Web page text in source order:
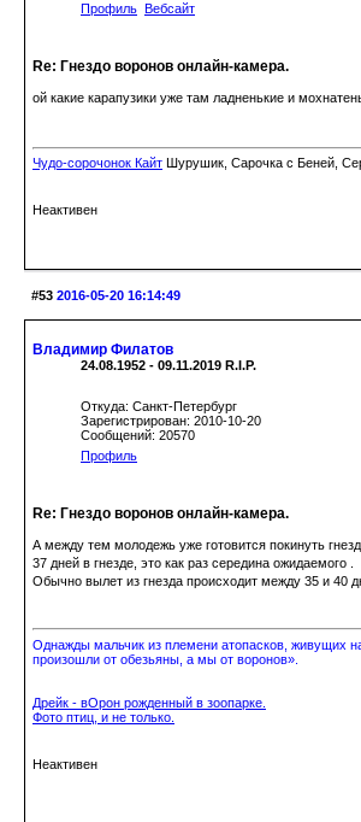
Профиль Вебсайт
Re: Гнездо воронов онлайн-камера.
ой какие карапузики уже там ладненькие и
Чудо-сорочонок Кайт Шурушик, Сарочка с Беней,
Неактивен
#53 2016-05-20 16:14:49
Владимир Филатов
24.08.1952 - 09.11.2019 R.I.P.
Откуда: Санкт-Петербург
Зарегистрирован: 2010-10-20
Сообщений: 20570
Профиль
Re: Гнездо воронов онлайн-камера.
А между тем молодежь уже готовится покинуть
37 дней в гнезде, это как раз середина ожидаемого .
Обычно вылет из гнезда происходит между 35 и 40
Однажды мальчик из племени атопасков, живущих
произошли от обезьяны, а мы от воронов».
Дрейк - вОрон рожденный в зоопарке.
Фото птиц, и не только.
Неактивен